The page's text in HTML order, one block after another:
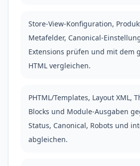
Store-View-Konfiguration,
Metafelder, Canonical-
Extensions prüfen und mit dem
HTML vergleichen.
PHTML/Templates, Layout XML,
Blocks und Module-Ausgaben
Status, Canonical, Robots und
abgleichen.